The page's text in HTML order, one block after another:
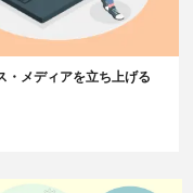
・メディアを立ち上げる